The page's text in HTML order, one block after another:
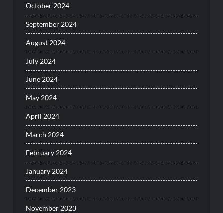
October 2024
September 2024
August 2024
July 2024
June 2024
May 2024
April 2024
March 2024
February 2024
January 2024
December 2023
November 2023